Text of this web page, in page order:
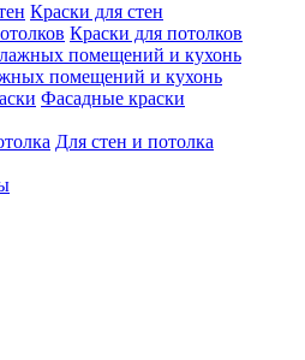
Краски для стен
Краски для потолков
помещений и кухонь
Фасадные краски
Для стен и потолка